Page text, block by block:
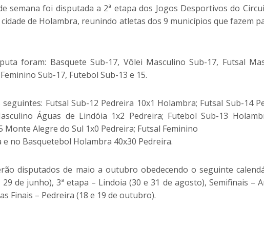
semana foi disputada a 2ª etapa dos Jogos Desportivos do
de Holambra, reunindo atletas dos 9 municípios que fazem
foram: Basquete Sub-17, Vôlei Masculino Sub-17, Futsal
Sub-17, Futebol Sub-13 e 15.
Futsal Sub-12 Pedreira 10x1 Holambra; Futsal Sub-14
Águas de Lindóia 1x2 Pedreira; Futebol Sub-13
Monte Alegre do Sul 1x0 Pedreira; Futsal Feminino
no Basquetebol Holambra 40x30 Pedreira.
disputados de maio a outubro obedecendo o seguinte
de junho), 3ª etapa – Lindoia (30 e 31 de agosto), Semifinais –
Finais – Pedreira (18 e 19 de outubro).